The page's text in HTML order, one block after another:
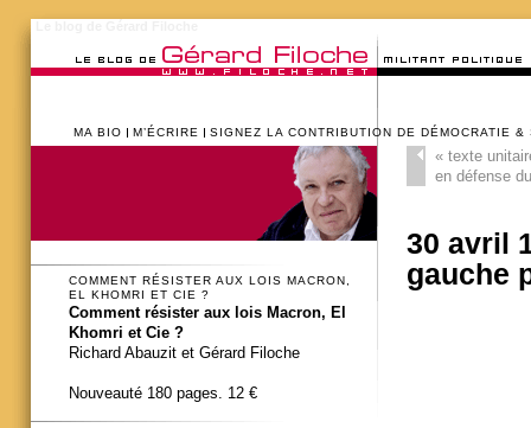
MA BIO M’ÉCRIRE SIGNEZ LA CONTRIBUTION DE DÉMOCRATIE &
«texte
en défense
30 avril
gauche
COMMENT RÉSISTER AUX LOIS MACRON,
EL KHOMRI ET CIE ?
Comment résister aux lois Macron, El
Khomri et Cie ?
Richard Abauzit et Gérard Filoche
Nouveauté 180 pages. 12 €